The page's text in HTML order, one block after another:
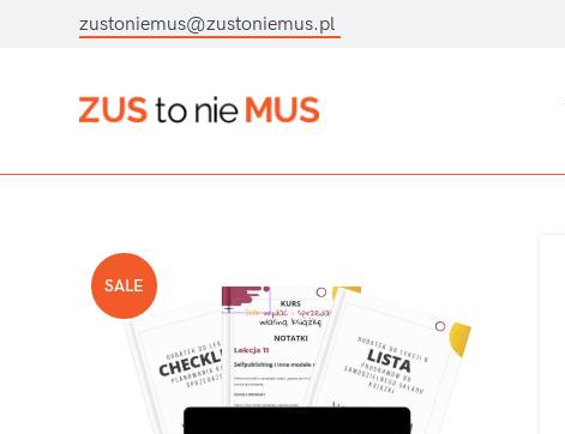
zustoniemus@zustoniemus.pl
SALE